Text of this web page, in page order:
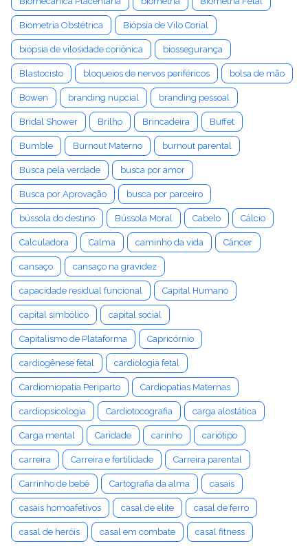
Biometria Obstétrica Biópsia de Vilo Corial
biópsia de vilosidade coriônica biossegurança
Blastocisto bloqueios de nervos periféricos bolsa de mão
Bowen branding nupcial branding pessoal
Bridal Shower Brilho Brincadeira Buffet
Bumble Burnout Materno burnout parental
Busca pela verdade busca por amor
Busca por Aprovação busca por parceiro
bússola do destino Bússola Moral Cabelo Cálcio
Calculadora Calma caminho da vida Câncer
cansaço cansaço na gravidez
capacidade residual funcional Capital Humano
capital simbólico capital social
Capitalismo de Plataforma Capricórnio
cardiogênese fetal cardiologia fetal
Cardiomiopatia Periparto Cardiopatias Maternas
cardiopsicologia Cardiotocografia carga alostática
Carga mental Caridade carinho cariótipo
carreira Carreira e fertilidade Carreira parental
Carrinho de bebê Cartografia da alma casais
casais homoafetivos casal de elite casal de ferro
casal de heróis casal em combate casal fitness